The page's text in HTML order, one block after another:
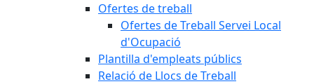
Ofertes de treball
Ofertes de Treball Servei Local
d'Ocupació
Plantilla d'empleats públics
Relació de Llocs de Treball